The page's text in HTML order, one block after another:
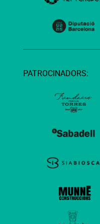
PATROCINADORS: